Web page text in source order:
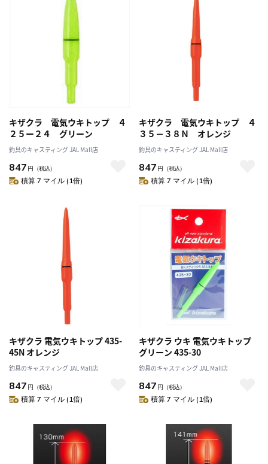
キザクラ 電気ウキトップ ４
２５ー２４ グリーン
釣具のキャスティング JAL Mall店
847 円 （税込）
積算 7 マイル (1倍)
キザクラ 電気ウキトップ ４
３５－３８Ｎ オレンジ
釣具のキャスティング JAL Mall店
847 円 （税込）
積算 7 マイル (1倍)
キザクラ 電気ウキトップ 435-
45N オレンジ
釣具のキャスティング JAL Mall店
847 円 （税込）
積算 7 マイル (1倍)
キザクラ ウキ 電気ウキトップ
グリーン 435-30
釣具のキャスティング JAL Mall店
847 円 （税込）
積算 7 マイル (1倍)